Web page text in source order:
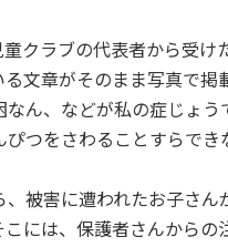
クラブの代表者から受け
文章がそのまま写真で掲
ん、などが私の症じょう
つをさわることすらで
被害に遭われたお子さん
には、保護者さんから